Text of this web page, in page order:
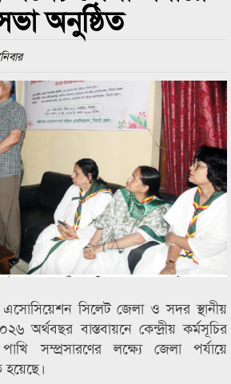
অনুষ্ঠিত
এসোসিয়েশন সিলেট জেলা ও সদর স্থানীয়
অর্থবছর বাস্তবায়নে কেন্দ্রীয় কর্মসূচির
সম্প্রসারণের লক্ষ্যে জেলা পর্যায়ে